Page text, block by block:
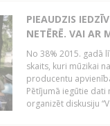
PIEAUDZIS
NETĒRĒ. VAI AR
No 38% 2015. gadā
skaits, kuri mūzikai
producentu
Pētījumā iegūtie dati
organizēt diskusiju